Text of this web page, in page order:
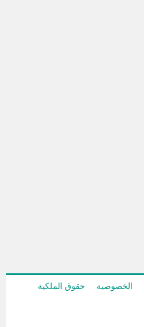
الخصوصية
حقوق الملكية